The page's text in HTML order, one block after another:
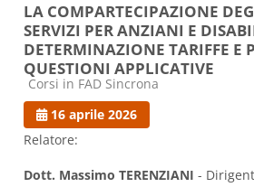
LA COMPARTECIPAZIONE
SERVIZI PER ANZIANI E
DETERMINAZIONE TARIFFE E
QUESTIONI APPLICATIVE
Categoria di corsi
Corsi in FAD Sincrona
16 aprile 2026
Relatore:
Dott. Massimo TERENZIANI -